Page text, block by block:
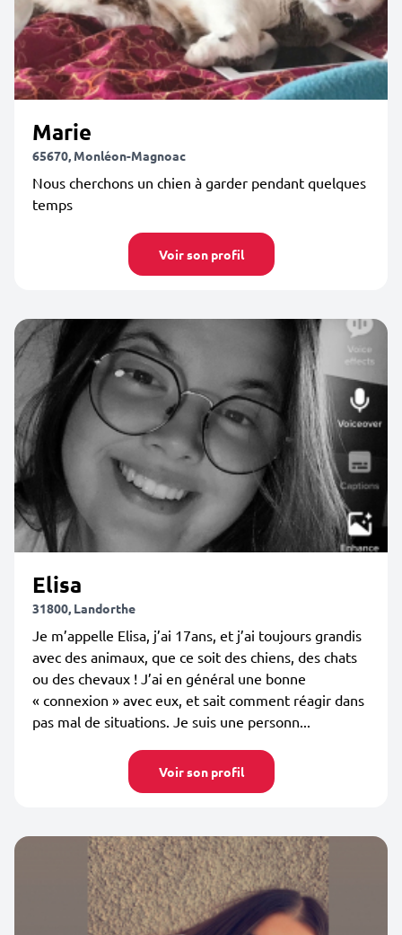
Marie
65670, Monléon-Magnoac
Nous cherchons un chien à garder pendant quelques
temps
Voir son profil
Elisa
31800, Landorthe
Je m’appelle Elisa, j’ai 17ans, et j’ai toujours grandis
avec des animaux, que ce soit des chiens, des chats
ou des chevaux ! J’ai en général une bonne
« connexion » avec eux, et sait comment réagir dans
pas mal de situations. Je suis une personn...
Voir son profil